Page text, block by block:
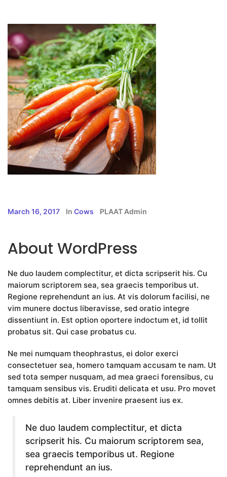
March 16, 2017 In Cows PLAAT Admin
About WordPress
Ne duo laudem complectitur, et dicta scripserit his. Cu
maiorum scriptorem sea, sea graecis temporibus ut.
Regione reprehendunt an ius. At vis dolorum facilisi, ne
vim munere doctus liberavisse, sed oratio integre
dissentiunt in. Est option oportere indoctum et, id tollit
probatus sit. Qui case probatus cu.
Ne mei numquam theophrastus, ei dolor exerci
consectetuer sea, homero tamquam accusam te nam. Ut
sed tota semper nusquam, ad mea graeci forensibus, cu
tamquam sensibus vis. Eruditi delicata et usu. Pro movet
omnes debitis at. Liber invenire praesent ius ex.
Ne duo laudem complectitur, et dicta
scripserit his. Cu maiorum scriptorem sea,
sea graecis temporibus ut. Regione
reprehendunt an ius.